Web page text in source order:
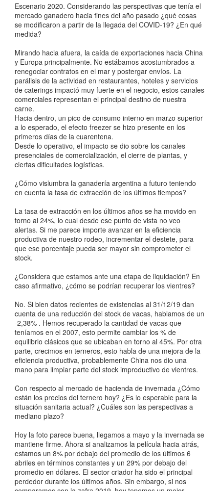
Escenario 2020. Considerando las perspectivas que tenía el
mercado ganadero hacia fines del año pasado ¿qué cosas
se modificaron a partir de la llegada del COVID-19? ¿En qué
medida?
Mirando hacia afuera, la caída de exportaciones hacia China
y Europa principalmente. No estábamos acostumbrados a
renegociar contratos en el mar y postergar envíos. La
parálisis de la actividad en restaurantes, hoteles y servicios
de caterings impactó muy fuerte en el negocio, estos canales
comerciales representan el principal destino de nuestra
carne.
Hacia dentro, un pico de consumo interno en marzo superior
a lo esperado, el efecto freezer se hizo presente en los
primeros días de la cuarentena.
Desde lo operativo, el impacto se dio sobre los canales
presenciales de comercialización, el cierre de plantas, y
ciertas dificultades logísticas.
¿Cómo vislumbra la ganadería argentina a futuro teniendo
en cuenta la tasa de extracción de los últimos tiempos?
La tasa de extracción en los últimos años se ha movido en
torno al 24%, lo cual desde ese punto de vista no veo
alertas. Si me parece importe avanzar en la eficiencia
productiva de nuestro rodeo, incrementar el destete, para
que ese porcentaje pueda ser mayor sin comprometer el
stock.
¿Considera que estamos ante una etapa de liquidación? En
caso afirmativo, ¿cómo se podrían recuperar los vientres?
No. Si bien datos recientes de existencias al 31/12/19 dan
cuenta de una reducción del stock de vacas, hablamos de un
-2,38% . Hemos recuperado la cantidad de vacas que
teníamos en el 2007, esto permite cambiar los % de
equilibrio clásicos que se ubicaban en torno al 45%. Por otra
parte, crecimos en terneros, esto habla de una mejora de la
eficiencia productiva, probablemente China nos dio una
mano para limpiar parte del stock improductivo de vientres.
Con respecto al mercado de hacienda de invernada ¿Cómo
están los precios del ternero hoy? ¿Es lo esperable para la
situación sanitaria actual? ¿Cuáles son las perspectivas a
mediano plazo?
Hoy la foto parece buena, llegamos a mayo y la invernada se
mantiene firme. Ahora si analizamos la película hacia atrás,
estamos un 8% por debajo del promedio de los últimos 6
abriles en términos constantes y un 29% por debajo del
promedio en dólares. El sector criador ha sido el principal
perdedor durante los últimos años. Sin embargo, si nos